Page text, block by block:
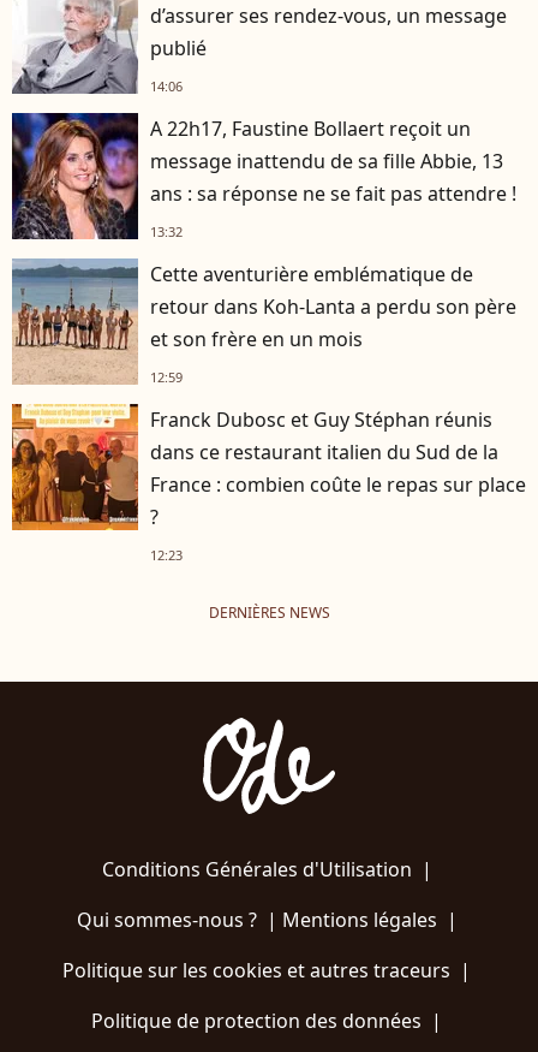
d’assurer ses rendez-vous, un message
publié
14:06
A 22h17, Faustine Bollaert reçoit un
message inattendu de sa fille Abbie, 13
ans : sa réponse ne se fait pas attendre !
13:32
Cette aventurière emblématique de
retour dans Koh-Lanta a perdu son père
et son frère en un mois
12:59
Franck Dubosc et Guy Stéphan réunis
dans ce restaurant italien du Sud de la
France : combien coûte le repas sur place
?
12:23
DERNIÈRES NEWS
Conditions Générales d'Utilisation |
Qui sommes-nous ?| Mentions légales |
Politique sur les cookies et autres traceurs |
Politique de protection des données |